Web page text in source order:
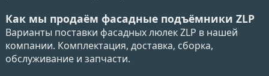
Как мы продаём фасадные подъёмники ZLP
Варианты поставки фасадных люлек ZLP в нашей
компании. Комплектация, доставка, сборка,
обслуживание и запчасти.